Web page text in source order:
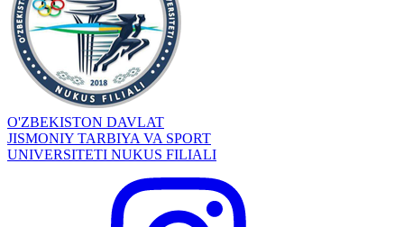
O'ZBEKISTON DAVLAT
JISMONIY TARBIYA VA SPORT
UNIVERSITETI NUKUS FILIALI